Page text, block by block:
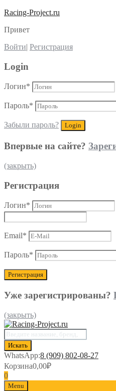
Racing-Project.ru
Привет
Войти| Регистрация
Login
Логин*
Пароль*
Забыли пароль?
Впервые на сайте?
(закрыть)
Регистрация
Логин*
Email*
Пароль*
Уже зарегистрированы?
(закрыть)
Поиск
товаров
Искать
WhatsApp:8 (909) 802-08-27
Корзина0,00₽
0
Menu